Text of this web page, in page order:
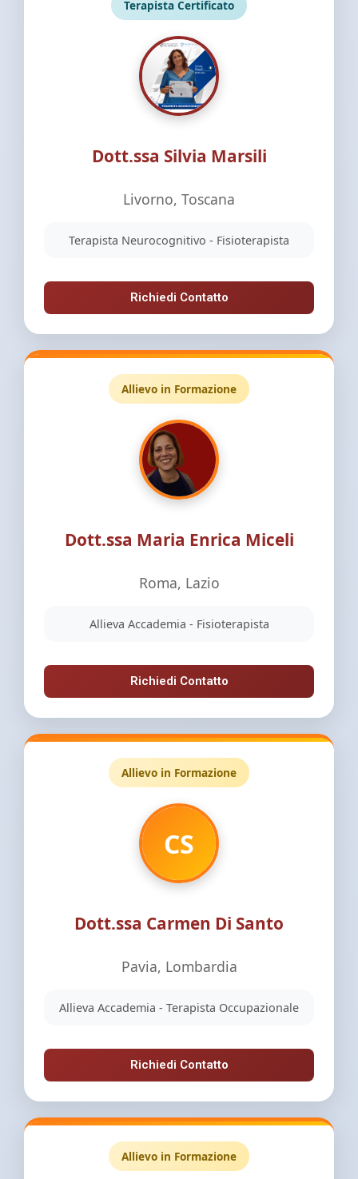
Terapista Certificato
Dott.ssa Silvia Marsili
Livorno, Toscana
Terapista Neurocognitivo - Fisioterapista
Richiedi Contatto
Allievo in Formazione
Dott.ssa Maria Enrica Miceli
Roma, Lazio
Allieva Accademia - Fisioterapista
Richiedi Contatto
Allievo in Formazione
CS
Dott.ssa Carmen Di Santo
Pavia, Lombardia
Allieva Accademia - Terapista Occupazionale
Richiedi Contatto
Allievo in Formazione